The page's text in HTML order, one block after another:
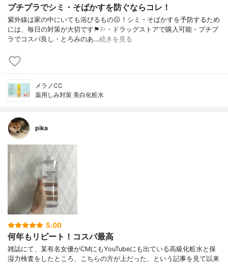
プチプラでシミ・そばかすを防ぐならコレ！
紫外線は家の中にいても浴びるもの☹︎！シミ・そばかすを予防するため
には、毎日の対策が大切です⚑︎⚐︎・ドラッグストアで購入可能・プチプ
ラでコスパ良し・とろみのあ…続きを見る
メラノCC
薬用しみ対策 美白化粧水
pika
5.00
何年もリピート！コスパ最高
雑誌にて、某有名女優がCMにもYouTubeにも出ている高級化粧水と保
湿力検査をしたところ、こちらの方が上だった、という記事を見て以来